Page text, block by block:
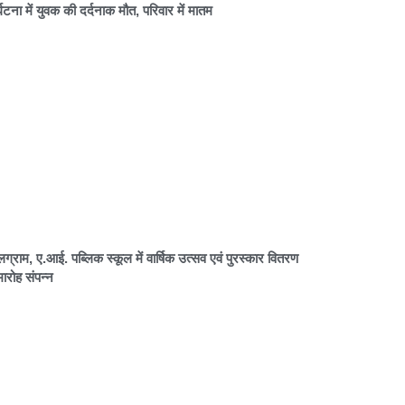
में युवक की दर्दनाक मौत, परिवार में मातम
ए.आई. पब्लिक स्कूल में वार्षिक उत्सव एवं पुरस्कार वितरण
संपन्न